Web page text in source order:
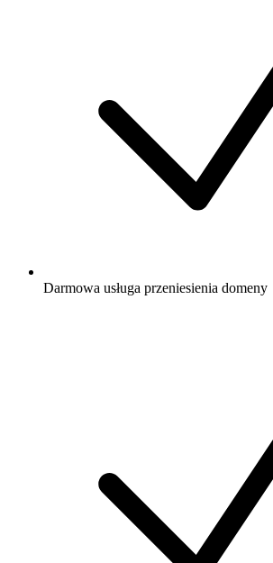
Darmowa usługa przeniesienia domeny